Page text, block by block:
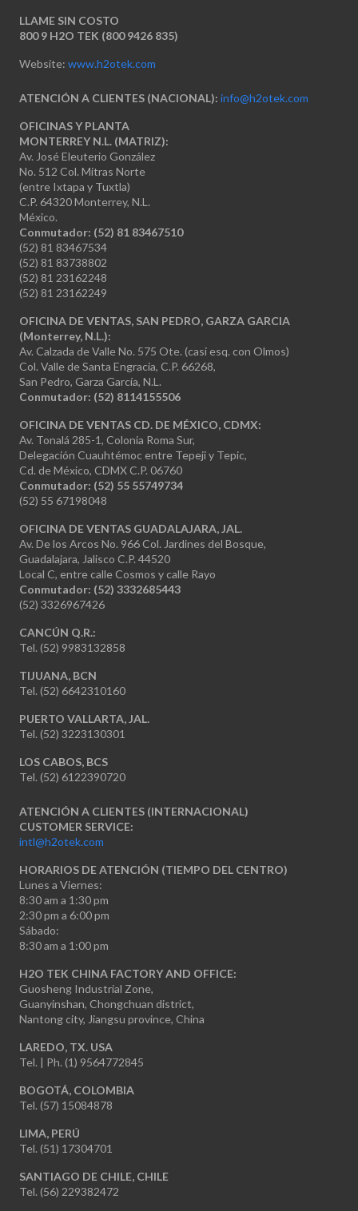
LLAME SIN COSTO
800 9 H2O TEK (800 9426 835)
Website: www.h2otek.com
ATENCIÓN A CLIENTES (NACIONAL): info@h2otek.com
OFICINAS Y PLANTA
MONTERREY N.L. (MATRIZ):
Av. José Eleuterio González
No. 512 Col. Mitras Norte
(entre Ixtapa y Tuxtla)
C.P. 64320 Monterrey, N.L.
México.
Conmutador: (52) 81 83467510
(52) 81 83467534
(52) 81 83738802
(52) 81 23162248
(52) 81 23162249
OFICINA DE VENTAS, SAN PEDRO, GARZA GARCIA
(Monterrey, N.L.):
Av. Calzada de Valle No. 575 Ote. (casi esq. con Olmos)
Col. Valle de Santa Engracia, C.P. 66268,
San Pedro, Garza García, N.L.
Conmutador: (52) 8114155506
OFICINA DE VENTAS CD. DE MÉXICO, CDMX:
Av. Tonalá 285-1, Colonia Roma Sur,
Delegación Cuauhtémoc entre Tepeji y Tepic,
Cd. de México, CDMX C.P. 06760
Conmutador: (52) 55 55749734
(52) 55 67198048
OFICINA DE VENTAS GUADALAJARA, JAL.
Av. De los Arcos No. 966 Col. Jardines del Bosque,
Guadalajara, Jalisco C.P. 44520
Local C, entre calle Cosmos y calle Rayo
Conmutador: (52) 3332685443
(52) 3326967426
CANCÚN Q.R.:
Tel. (52) 9983132858
TIJUANA, BCN
Tel. (52) 6642310160
PUERTO VALLARTA, JAL.
Tel. (52) 3223130301
LOS CABOS, BCS
Tel. (52) 6122390720
ATENCIÓN A CLIENTES (INTERNACIONAL)
CUSTOMER SERVICE:
intl@h2otek.com
HORARIOS DE ATENCIÓN (TIEMPO DEL CENTRO)
Lunes a Viernes:
8:30 am a 1:30 pm
2:30 pm a 6:00 pm
Sábado:
8:30 am a 1:00 pm
H2O TEK CHINA FACTORY AND OFFICE:
Guosheng Industrial Zone,
Guanyinshan, Chongchuan district,
Nantong city, Jiangsu province, China
LAREDO, TX. USA
Tel. | Ph. (1) 9564772845
BOGOTÁ, COLOMBIA
Tel. (57) 15084878
LIMA, PERÚ
Tel. (51) 17304701
SANTIAGO DE CHILE, CHILE
Tel. (56) 229382472